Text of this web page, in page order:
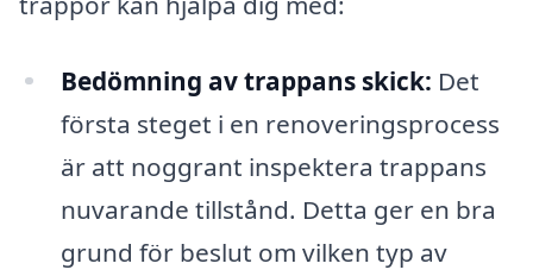
Bedömning av trappans skick: Det
första steget i en renoveringsprocess
är att noggrant inspektera trappans
nuvarande tillstånd. Detta ger en bra
grund för beslut om vilken typ av